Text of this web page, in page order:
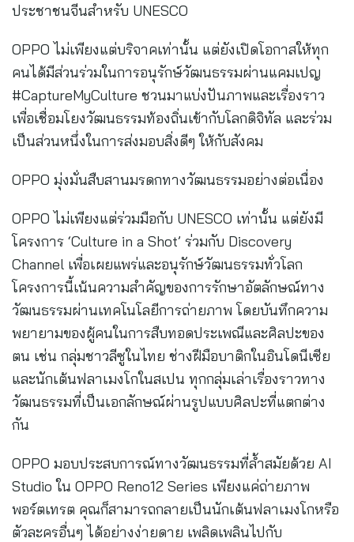
ประชาชนจีนสำหรับ UNESCO
OPPO ไม่เพียงแต่บริจาคเท่านั้น แต่ยังเปิดโอกาสให้ทุก
คนได้มีส่วนร่วมในการอนุรักษ์วัฒนธรรมผ่านแคมเปญ
#CaptureMyCulture ชวนมาแบ่งปันภาพและเรื่องราว
เพื่อเชื่อมโยงวัฒนธรรมท้องถิ่นเข้ากับโลกดิจิทัล และร่วม
เป็นส่วนหนึ่งในการส่งมอบสิ่งดีๆ ให้กับสังคม
OPPO มุ่งมั่นสืบสานมรดกทางวัฒนธรรมอย่างต่อเนื่อง
OPPO ไม่เพียงแต่ร่วมมือกับ UNESCO เท่านั้น แต่ยังมี
โครงการ ‘Culture in a Shot’ ร่วมกับ Discovery
Channel เพื่อเผยแพร่และอนุรักษ์วัฒนธรรมทั่วโลก
โครงการนี้เน้นความสำคัญของการรักษาอัตลักษณ์ทาง
วัฒนธรรมผ่านเทคโนโลยีการถ่ายภาพ โดยบันทึกความ
พยายามของผู้คนในการสืบทอดประเพณีและศิลปะของ
ตน เช่น กลุ่มชาวลีซูในไทย ช่างฝีมือบาติกในอินโดนีเซีย
และนักเต้นฟลาเมงโกในสเปน ทุกกลุ่มเล่าเรื่องราวทาง
วัฒนธรรมที่เป็นเอกลักษณ์ผ่านรูปแบบศิลปะที่แตกต่าง
กัน
OPPO มอบประสบการณ์ทางวัฒนธรรมที่ล้ำสมัยด้วย AI
Studio ใน OPPO Reno12 Series เพียงแค่ถ่ายภาพ
พอร์ตเทรต คุณก็สามารถกลายเป็นนักเต้นฟลาเมงโกหรือ
ตัวละครอื่นๆ ได้อย่างง่ายดาย เพลิดเพลินไปกับ